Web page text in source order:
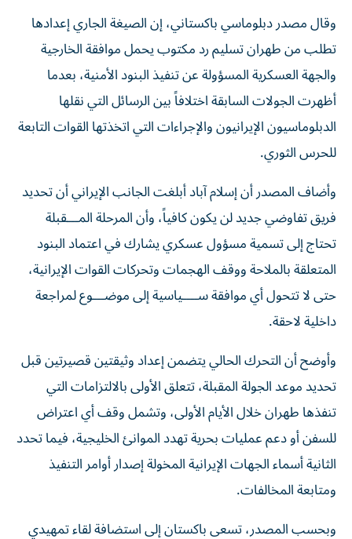
وقال مصدر دبلوماسي باكستاني، إن الصيغة الجاري إعدادها
تطلب من طهران تسليم رد مكتوب يحمل موافقة الخارجية
والجهة العسكرية المسؤولة عن تنفيذ البنود الأمنية، بعدما
أظهرت الجولات السابقة اختلافاً بين الرسائل التي نقلها
الدبلوماسيون الإيرانيون والإجراءات التي اتخذتها القوات التابعة
للحرس الثوري.
وأضاف المصدر أن إسلام آباد أبلغت الجانب الإيراني أن تحديد
فريق تفاوضي جديد لن يكون كافياً، وأن المرحلة المـــقبلة
تحتاج إلى تسمية مسؤول عسكري يشارك في اعتماد البنود
المتعلقة بالملاحة ووقف الهجمات وتحركات القوات الإيرانية،
حتى لا تتحول أي موافقة ســــياسية إلى موضـــوع لمراجعة
داخلية لاحقة.
وأوضح أن التحرك الحالي يتضمن إعداد وثيقتين قصيرتين قبل
تحديد موعد الجولة المقبلة، تتعلق الأولى بالالتزامات التي
تنفذها طهران خلال الأيام الأولى، وتشمل وقف أي اعتراض
للسفن أو دعم عمليات بحرية تهدد الموانئ الخليجية، فيما تحدد
الثانية أسماء الجهات الإيرانية المخولة إصدار أوامر التنفيذ
ومتابعة المخالفات.
وبحسب المصدر، تسعى باكستان إلى استضافة لقاء تمهيدي